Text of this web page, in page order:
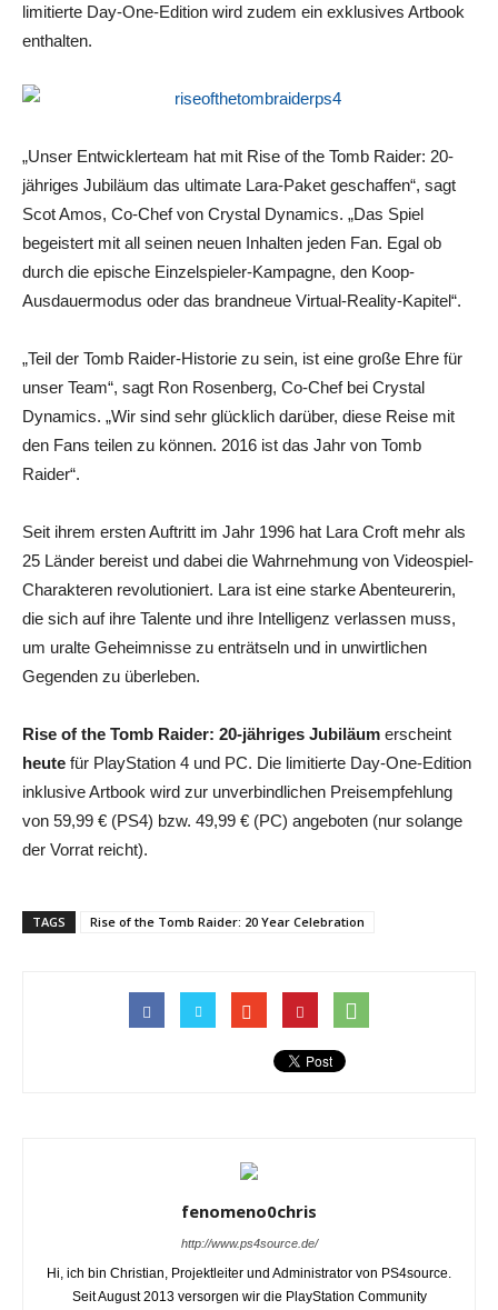
limitierte Day-One-Edition wird zudem ein exklusives Artbook
enthalten.
„Unser Entwicklerteam hat mit Rise of the Tomb Raider: 20-
jähriges Jubiläum das ultimate Lara-Paket geschaffen“, sagt
Scot Amos, Co-Chef von Crystal Dynamics. „Das Spiel
begeistert mit all seinen neuen Inhalten jeden Fan. Egal ob
durch die epische Einzelspieler-Kampagne, den Koop-
Ausdauermodus oder das brandneue Virtual-Reality-Kapitel“.
„Teil der Tomb Raider-Historie zu sein, ist eine große Ehre für
unser Team“, sagt Ron Rosenberg, Co-Chef bei Crystal
Dynamics. „Wir sind sehr glücklich darüber, diese Reise mit
den Fans teilen zu können. 2016 ist das Jahr von Tomb
Raider“.
Seit ihrem ersten Auftritt im Jahr 1996 hat Lara Croft mehr als
25 Länder bereist und dabei die Wahrnehmung von Videospiel-
Charakteren revolutioniert. Lara ist eine starke Abenteurerin,
die sich auf ihre Talente und ihre Intelligenz verlassen muss,
um uralte Geheimnisse zu enträtseln und in unwirtlichen
Gegenden zu überleben.
Rise of the Tomb Raider: 20-jähriges Jubiläum erscheint
heute für PlayStation 4 und PC. Die limitierte Day-One-Edition
inklusive Artbook wird zur unverbindlichen Preisempfehlung
von 59,99 € (PS4) bzw. 49,99 € (PC) angeboten (nur solange
der Vorrat reicht).
TAGS Rise of the Tomb Raider: 20 Year Celebration
fenomeno0chris
http://www.ps4source.de/
Hi, ich bin Christian, Projektleiter und Administrator von PS4source.
Seit August 2013 versorgen wir die PlayStation Community